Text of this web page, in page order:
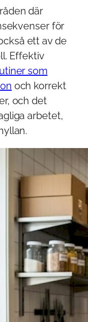
där
för
ett av de
Effektiv
som
och korrekt
och det
arbetet,